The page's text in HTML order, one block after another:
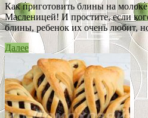
Как приготовить блины на
Масленицей! И простите, если
блины, ребенок их очень любит,
Далее